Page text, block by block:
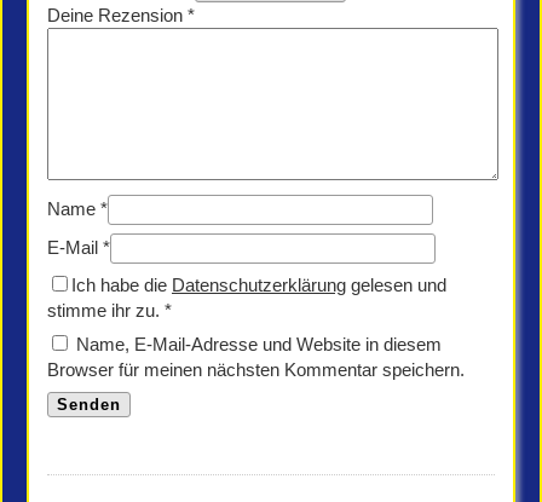
Deine Rezension *
Name *
E-Mail *
Ich habe die Datenschutzerklärung gelesen und
stimme ihr zu. *
Name, E-Mail-Adresse und Website in diesem
Browser für meinen nächsten Kommentar speichern.